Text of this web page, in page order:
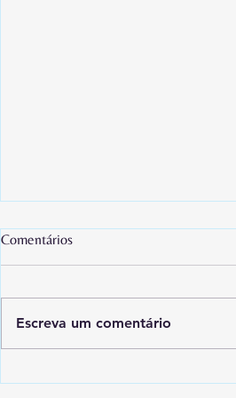
Comentários
Escreva um comentário